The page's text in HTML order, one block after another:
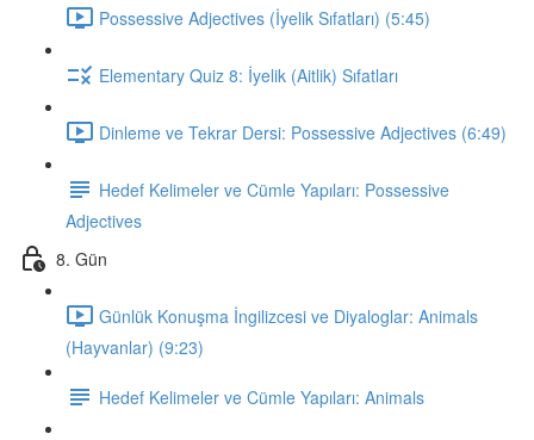
Possessive Adjectives (İyelik Sıfatları) (5:45)
Elementary Quiz 8: İyelik (Aitlik) Sıfatları
Dinleme ve Tekrar Dersi: Possessive Adjectives (6:49)
Hedef Kelimeler ve Cümle Yapıları: Possessive
Adjectives
8. Gün
Günlük Konuşma İngilizcesi ve Diyaloglar: Animals
(Hayvanlar) (9:23)
Hedef Kelimeler ve Cümle Yapıları: Animals